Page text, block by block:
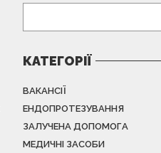
КАТЕГОРІЇ
ВАКАНСІЇ
ЕНДОПРОТЕЗУВАННЯ
ЗАЛУЧЕНА ДОПОМОГА
МЕДИЧНІ ЗАСОБИ